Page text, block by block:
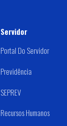
Servidor
Portal Do Servidor
Previdência
SEPREV
Recursos Humanos